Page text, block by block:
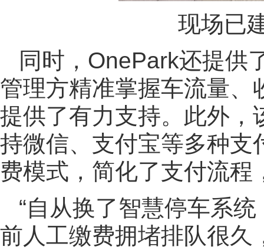
现场已
同时，OnePark还提供
管理方精准掌握车流量、
提供了有力支持。此外，
持微信、支付宝等多种支
费模式，简化了支付流
“自从换了智慧停车系
前人工缴费拥堵排队很久